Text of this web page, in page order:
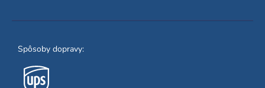
Spôsoby dopravy: